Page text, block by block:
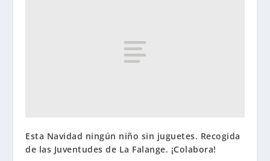
Esta Navidad ningún niño sin juguetes. Recogida
de las Juventudes de La Falange. ¡Colabora!